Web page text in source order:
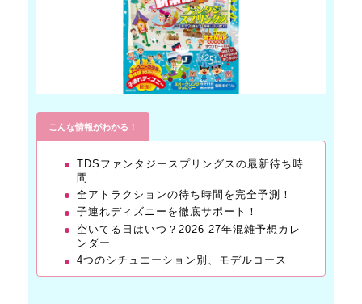
こんな情報がわかる！
TDSファンタジースプリングスの最新待ち時
間
全アトラクションの待ち時間を完全予測！
子連れディズニーを徹底サポート！
空いてる日はいつ？2026-27年混雑予想カレ
ンダー
4つのシチュエーション別、モデルコース